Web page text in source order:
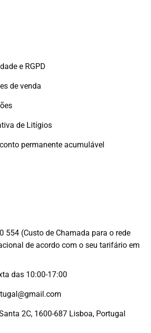
e RGPD
de venda
de Litígios
permanente acumulável
554 (Custo de Chamada para o rede
de acordo com o seu tarifário em
das 10:00-17:00
2C, 1600-687 Lisboa, Portugal